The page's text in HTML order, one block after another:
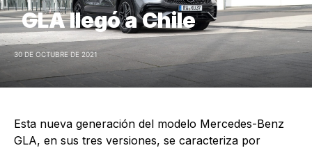
GLA llegó a Chile
30 DE OCTUBRE DE 2021
Esta nueva generación del modelo Mercedes-Benz
GLA, en sus tres versiones, se caracteriza por